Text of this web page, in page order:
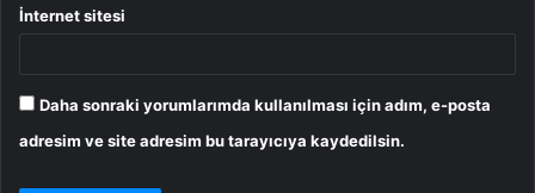
İnternet sitesi
Daha sonraki yorumlarımda kullanılması için adım, e-posta
adresim ve site adresim bu tarayıcıya kaydedilsin.